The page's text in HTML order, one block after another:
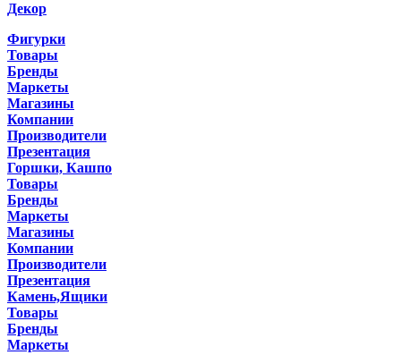
Декор
Фигурки
Товары
Бренды
Маркеты
Магазины
Компании
Производители
Презентация
Горшки, Кашпо
Товары
Бренды
Маркеты
Магазины
Компании
Производители
Презентация
Камень,Ящики
Товары
Бренды
Маркеты